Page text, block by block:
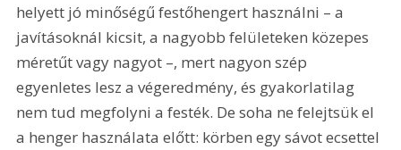
helyett jó minőségű festőhengert használni – a
javításoknál kicsit, a nagyobb felületeken közepes
méretűt vagy nagyot –, mert nagyon szép
egyenletes lesz a végeredmény, és gyakorlatilag
nem tud megfolyni a festék. De soha ne felejtsük el
a henger használata előtt: körben egy sávot ecsettel